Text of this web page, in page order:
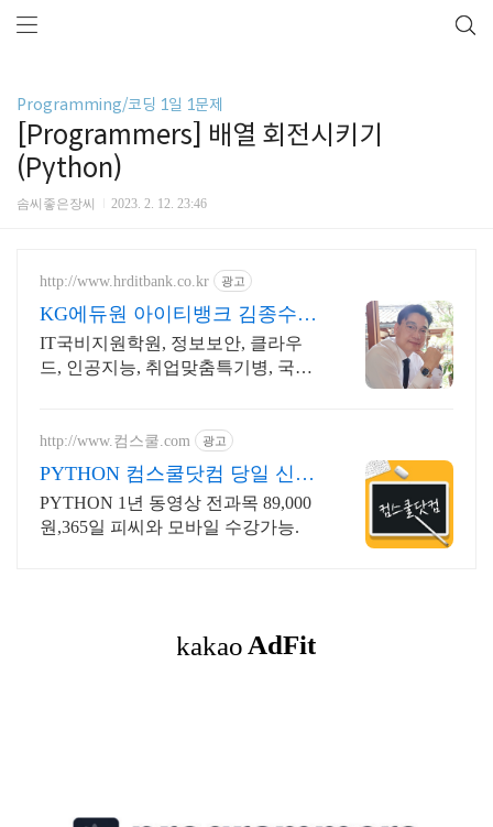
Programming/코딩 1일 1문제
[Programmers] 배열 회전시키기
(Python)
솜씨좋은장씨 2023. 2. 12. 23:46
http://www.hrditbank.co.kr 광고
KG에듀원 아이티뱅크 김종수
27년경력전문가 IT취업상담
IT국비지원학원, 정보보안, 클라우
드, 인공지능, 취업맞춤특기병, 국비
http://www.컴스쿨.com 광고
PYTHON 컴스쿨닷컴 당일 신청
&결제시 기프티콘!
PYTHON 1년 동영상 전과목 89,000
원,365일 피씨와 모바일 수강가능.